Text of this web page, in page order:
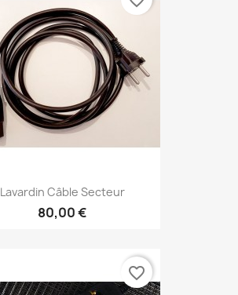
Lavardin Câble Secteur
80,00 €
favorite_border